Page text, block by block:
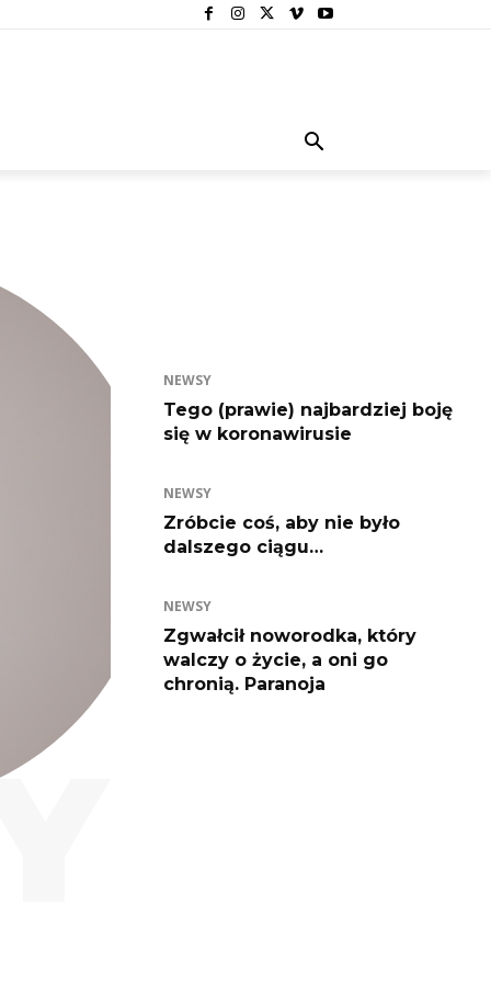
NEWSY
Tego (prawie) najbardziej boję
się w koronawirusie
NEWSY
Zróbcie coś, aby nie było
dalszego ciągu…
NEWSY
Zgwałcił noworodka, który
walczy o życie, a oni go
chronią. Paranoja